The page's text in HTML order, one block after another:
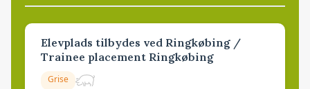
Elevplads tilbydes ved Ringkøbing /
Trainee placement Ringkøbing
Grise